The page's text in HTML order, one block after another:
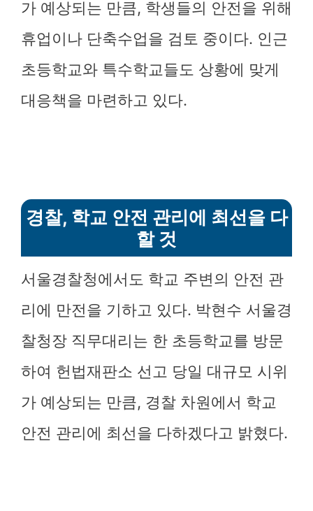
가 예상되는 만큼, 학생들의 안전을 위해
휴업이나 단축수업을 검토 중이다. 인근
초등학교와 특수학교들도 상황에 맞게
대응책을 마련하고 있다.
경찰, 학교 안전 관리에 최선을 다
할 것
서울경찰청에서도 학교 주변의 안전 관
리에 만전을 기하고 있다. 박현수 서울경
찰청장 직무대리는 한 초등학교를 방문
하여 헌법재판소 선고 당일 대규모 시위
가 예상되는 만큼, 경찰 차원에서 학교
안전 관리에 최선을 다하겠다고 밝혔다.